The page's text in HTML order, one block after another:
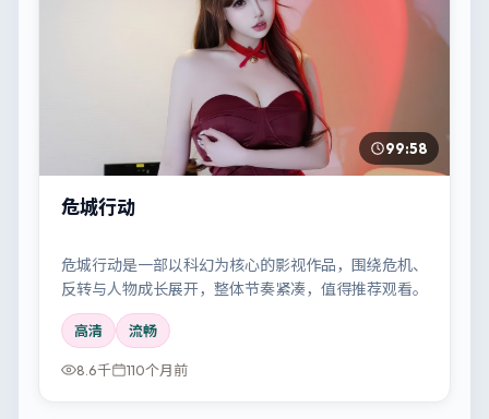
99:58
危城行动
危城行动是一部以科幻为核心的影视作品，围绕危机、
反转与人物成长展开，整体节奏紧凑，值得推荐观看。
高清 流畅
8.6千 110个月前